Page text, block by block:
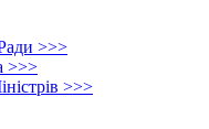
>>>
>>>
>>>